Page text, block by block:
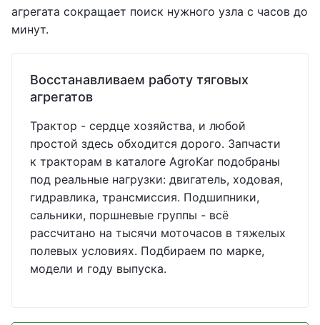
агрегата сокращает поиск нужного узла с часов до
минут.
Восстанавливаем работу тяговых
агрегатов
Трактор - сердце хозяйства, и любой
простой здесь обходится дорого. Запчасти
к тракторам в каталоге AgroKar подобраны
под реальные нагрузки: двигатель, ходовая,
гидравлика, трансмиссия. Подшипники,
сальники, поршневые группы - всё
рассчитано на тысячи моточасов в тяжелых
полевых условиях. Подбираем по марке,
модели и году выпуска.